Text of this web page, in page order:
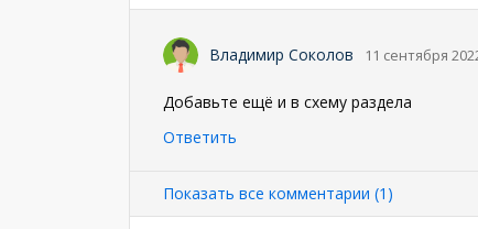
Владимир Соколов 11 сентября
Добавьте ещё и в схему раздела
Ответить
Показать все комментарии (1)